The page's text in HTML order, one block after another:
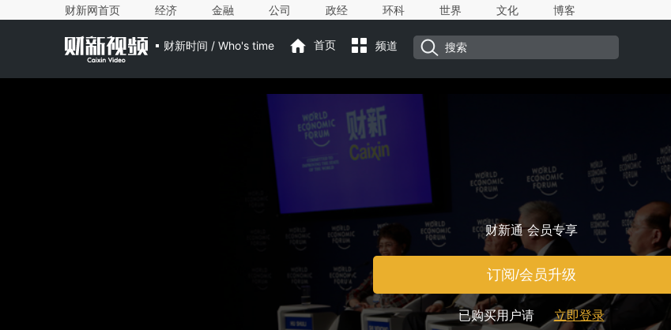
财新网首页 经济 金融 公司 政经 环科 世界 文化 博客
财新时间 / Who's time 首页 频道
财新通 会员专享
订阅/会员升级
已购买用户请 立即登录